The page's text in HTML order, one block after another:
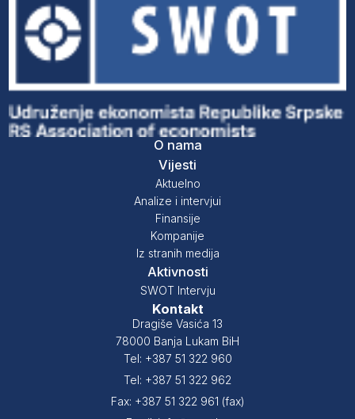
O nama
Vijesti
Aktuelno
Analize i intervjui
Finansije
Kompanije
Iz stranih medija
Aktivnosti
SWOT Intervju
Kontakt
Dragiše Vasića 13
78000 Banja Lukam BiH
Tel: +387 51 322 960
Tel: +387 51 322 962
Fax: +387 51 322 961 (fax)